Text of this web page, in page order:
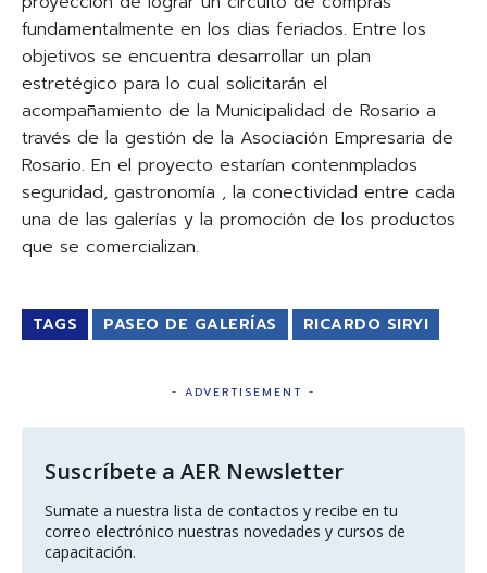
fundamentalmente en los dias feriados. Entre los
objetivos se encuentra desarrollar un plan
estretégico para lo cual solicitarán el
acompañamiento de la Municipalidad de Rosario a
través de la gestión de la Asociación Empresaria de
Rosario. En el proyecto estarían contenmplados
seguridad, gastronomía , la conectividad entre cada
una de las galerías y la promoción de los productos
que se comercializan.
TAGS PASEO DE GALERÍAS RICARDO SIRYI
- ADVERTISEMENT -
Suscríbete a AER Newsletter
Sumate a nuestra lista de contactos y recibe en tu
correo electrónico nuestras novedades y cursos de
capacitación.